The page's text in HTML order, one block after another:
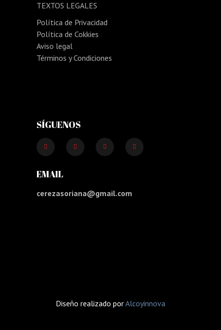
TEXTOS LEGALES
Política de Privacidad
Política de Cokkies
Aviso legal
Términos y Condiciones
SÍGUENOS
EMAIL
cerezasoriana@gmail.com
Diseño realizado porAlcoyinnova